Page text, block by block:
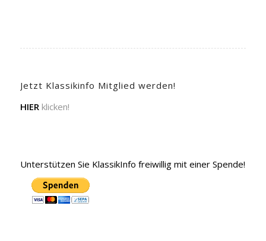
Jetzt Klassikinfo Mitglied werden!
HIERklicken!
Unterstützen Sie KlassikInfo freiwillig mit einer Spende!